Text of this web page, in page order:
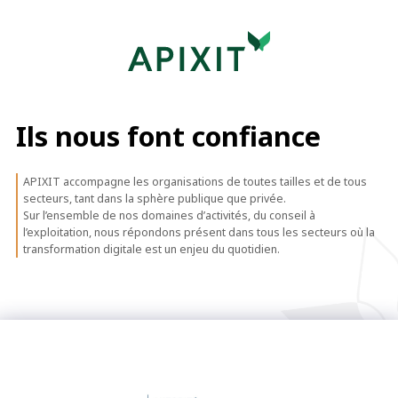
Ils nous font confiance
APIXIT accompagne les organisations de toutes tailles et de tous
secteurs, tant dans la sphère publique que privée.
Sur l’ensemble de nos domaines d’activités, du conseil à
l’exploitation, nous répondons présent dans tous les secteurs où la
transformation digitale est un enjeu du quotidien.